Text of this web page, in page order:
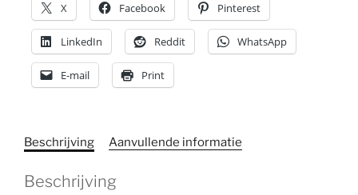
X Facebook Pinterest
LinkedIn Reddit WhatsApp
E-mail Print
Beschrijving Aanvullende informatie
Beschrijving